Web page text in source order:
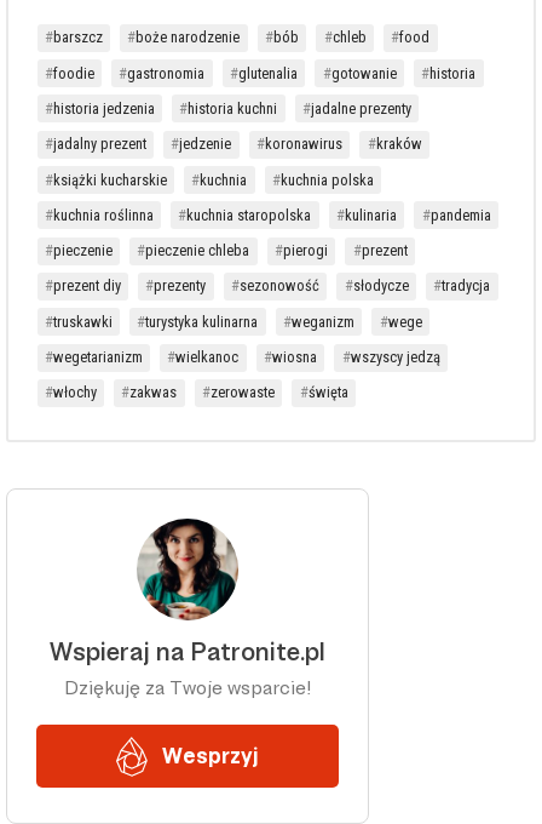
barszcz boże narodzenie bób chleb
food
foodie
gastronomia glutenalia gotowanie
historia
historia jedzenia
historia kuchni
jadalne prezenty
jadalny prezent
jedzenie koronawirus
kraków
książki kucharskie
kuchnia
kuchnia polska
kuchnia roślinna
kuchnia staropolska kulinaria
pandemia
pieczenie
pieczenie chleba pierogi
prezent
prezent diy
prezenty sezonowość słodycze
tradycja
truskawki
turystyka kulinarna weganizm
wege
wegetarianizm
wielkanoc wiosna
wszyscy jedzą
włochy
zakwas zerowaste święta